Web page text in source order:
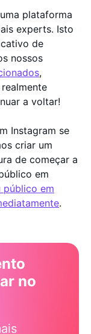
plataforma
experts. Isto
de
nossos
,
a voltar!
Instagram se
criar um
de começar a
em
público em
.
no